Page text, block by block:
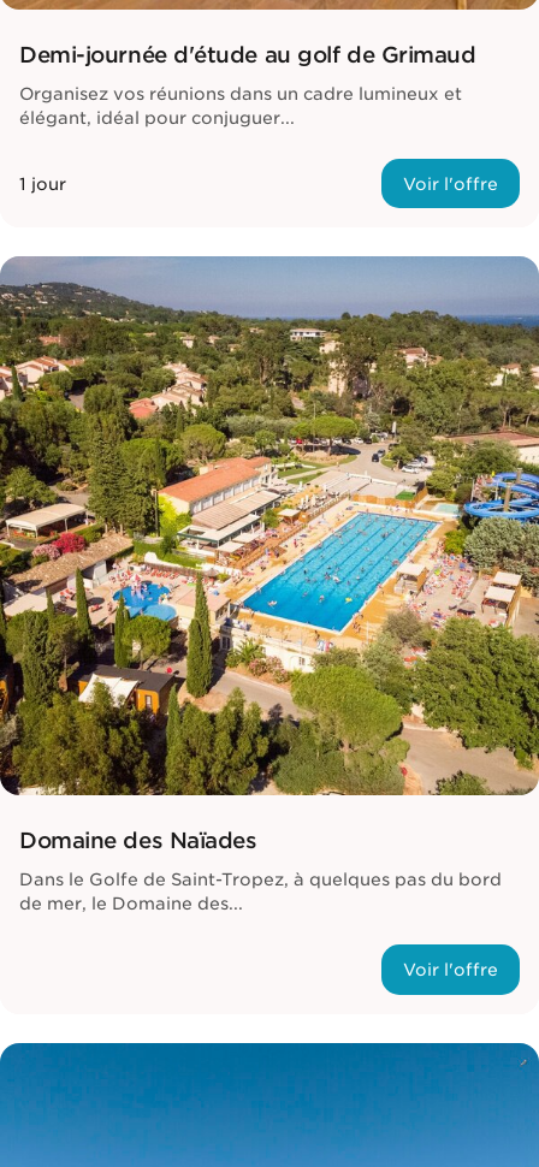
Demi-journée d'étude au golf de Grimaud
Organisez vos réunions dans un cadre lumineux et
élégant, idéal pour conjuguer...
1 jour Voir l'offre
Domaine des Naïades
Dans le Golfe de Saint-Tropez, à quelques pas du bord
de mer, le Domaine des...
Voir l'offre